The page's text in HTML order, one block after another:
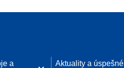
a
Aktuality a úspešné